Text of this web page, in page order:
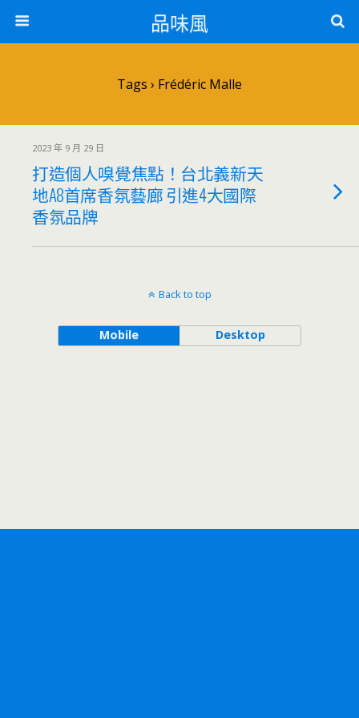
品味風
Tags › Frédéric Malle
2023 年 9 月 29 日
打造個人嗅覺焦點！台北義新天
地A8首席香氛藝廊 引進4大國際
香氛品牌
Back to top
Mobile Desktop